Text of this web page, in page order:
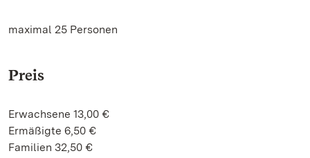
maximal 25 Personen
Preis
Erwachsene 13,00 €
Ermäßigte 6,50 €
Familien 32,50 €